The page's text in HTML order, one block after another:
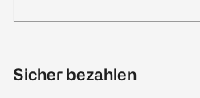
Sicher bezahlen